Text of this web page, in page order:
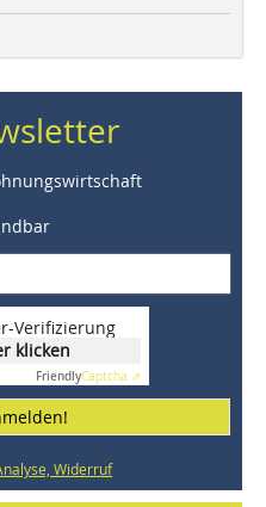
Verifizierung
klicken
FriendlyCaptcha ⇗
Widerruf